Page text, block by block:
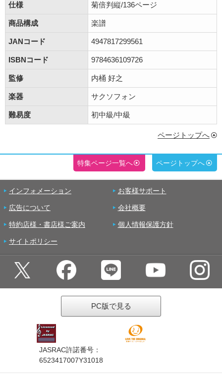
仕様 菊倍判縦/136ページ
商品構成 楽譜
JANコード 4947817299561
ISBNコード 9784636109726
監修 内桶 好之
楽器 サクソフォン
難易度 初中級/中級
ページトップへ
特集ページ一覧へ ページトップへ
インフォメーション お客様サポート
広告について 会社概要
特約店様・書店様ご案内 個人情報保護方針
サイトポリシー
PC版で見る
JASRAC許諾番号：
6523417007Y31018